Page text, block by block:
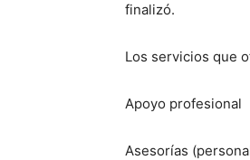
finalizó.
Los servicios que
Apoyo profesional
Asesorías